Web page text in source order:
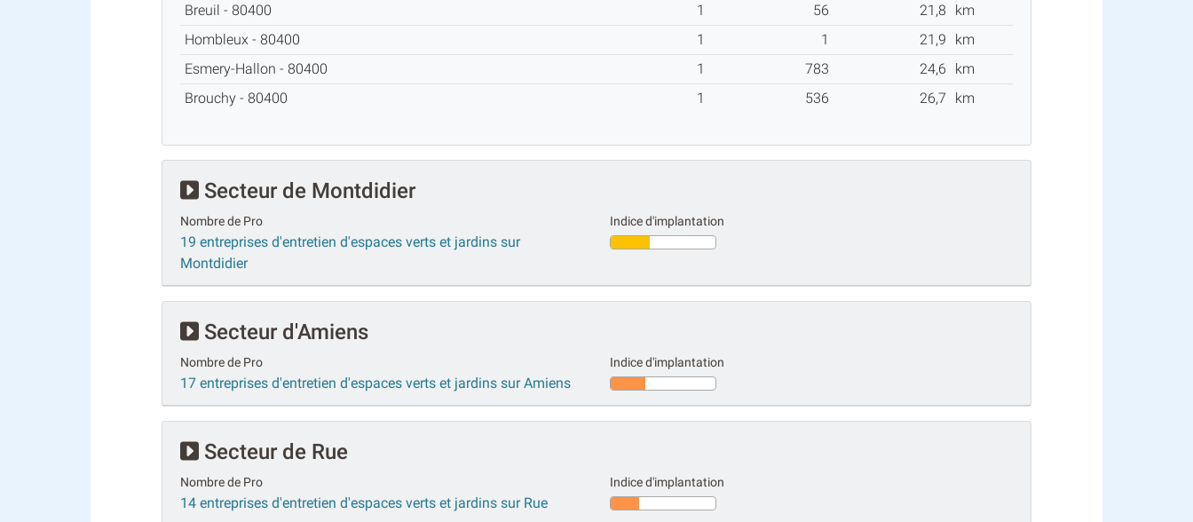
Breuil - 80400
1 56 21,8
km
Hombleux - 80400
1 1 21,9
km
Esmery-Hallon - 80400
1 783 24,6
km
Brouchy - 80400
1 536 26,7 km
Secteur de Montdidier
Nombre de Pro
19 entreprises d'entretien d'espaces verts et jardins sur
Montdidier
Indice d'implantation
Secteur d'Amiens
Nombre de Pro
17 entreprises d'entretien d'espaces verts et jardins sur Amiens
Indice d'implantation
Secteur de Rue
Nombre de Pro
14 entreprises d'entretien d'espaces verts et jardins sur Rue
Indice d'implantation